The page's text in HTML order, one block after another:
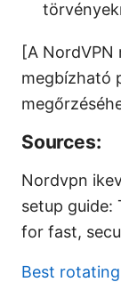
[A NordVPN
megbízható
Sources:
Nordvpn
setup guide:
for fast,
Best